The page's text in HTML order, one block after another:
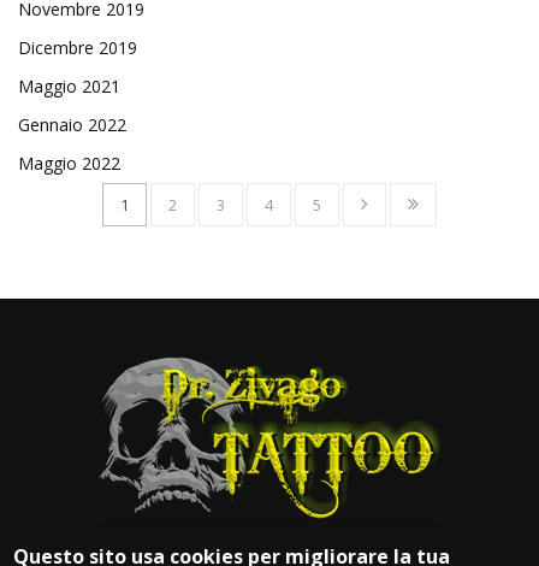
Novembre 2019
Dicembre 2019
Maggio 2021
Gennaio 2022
Maggio 2022
1 2 3 4 5
Questo sito usa cookies per migliorare la tua